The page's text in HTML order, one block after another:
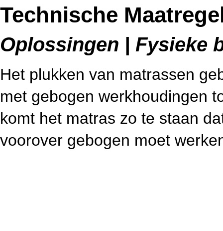
Technische
Oplossingen | Fysieke
Het plukken van matrassen
met gebogen werkhoudingen
komt het matras zo te staan
voorover gebogen moet